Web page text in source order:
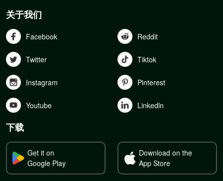
关于我们
Facebook Reddit
Twitter Tiktok
Instagram Pinterest
Youtube Linkedln
下载
Get it on
Google Play
Download on the
App Store